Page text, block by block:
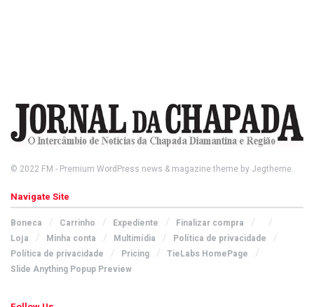
© 2022 FM - Premium WordPress news & magazine theme by Jegtheme.
Navigate Site
Boneca Carrinho Expediente
Finalizar compra
Loja
Minha conta Multimídia
Política de privacidade
Política de privacidade
Pricing
TieLabs HomePage
Slide Anything Popup Preview